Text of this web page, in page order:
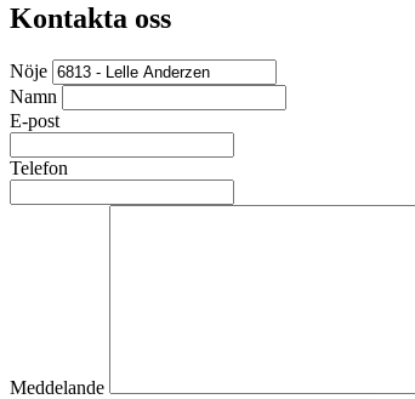
Kontakta oss
Nöje
Namn
E-post
Telefon
Meddelande